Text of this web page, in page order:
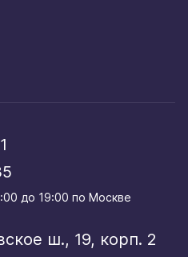
до 19:00 по Москве
ш., 19, корп. 2